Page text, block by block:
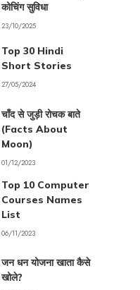
कोचिंग सुविधा
23/10/2025
Top 30 Hindi
Short Stories
27/05/2024
चाँद से जुड़ी रोचक बाते
(Facts About
Moon)
01/12/2023
Top 10 Computer
Courses Names
List
06/11/2023
जन धन योजना खाता कैसे
खोले?